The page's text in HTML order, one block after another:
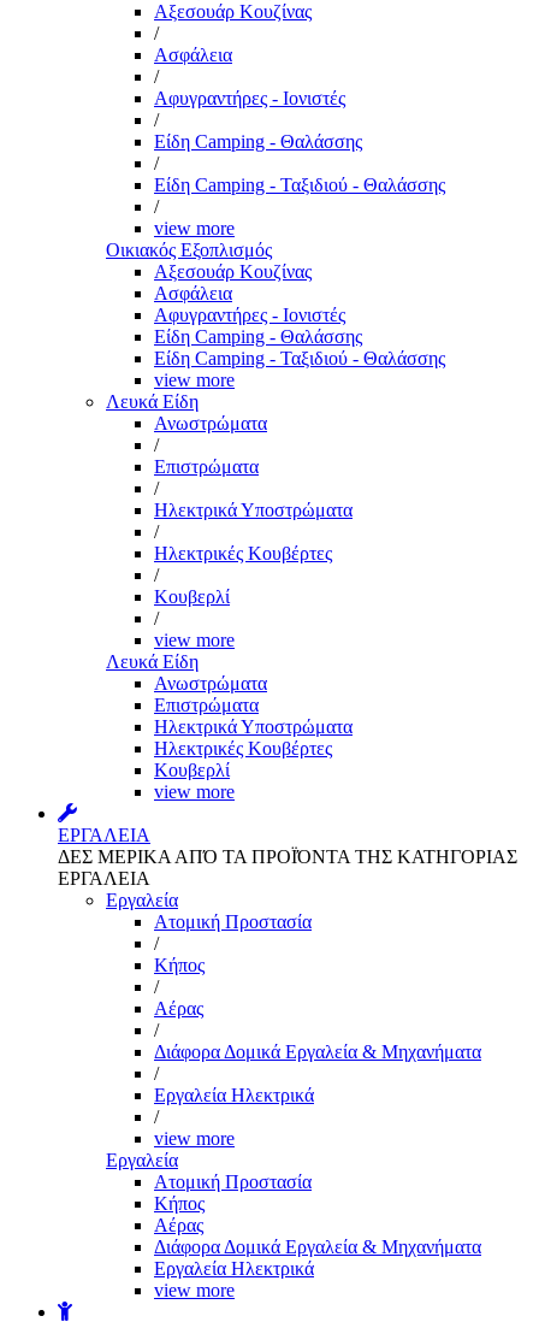
Αξεσουάρ Κουζίνας
/
Ασφάλεια
/
Αφυγραντήρες - Ιονιστές
/
Είδη Camping - Θαλάσσης
/
Είδη Camping - Ταξιδιού - Θαλάσσης
/
view more
Οικιακός Εξοπλισμός
Αξεσουάρ Κουζίνας
Ασφάλεια
Αφυγραντήρες - Ιονιστές
Είδη Camping - Θαλάσσης
Είδη Camping - Ταξιδιού - Θαλάσσης
view more
Λευκά Είδη
Ανωστρώματα
/
Επιστρώματα
/
Ηλεκτρικά Υποστρώματα
/
Ηλεκτρικές Κουβέρτες
/
Κουβερλί
/
view more
Λευκά Είδη
Ανωστρώματα
Επιστρώματα
Ηλεκτρικά Υποστρώματα
Ηλεκτρικές Κουβέρτες
Κουβερλί
view more
ΕΡΓΑΛΕΙΑ
ΔΕΣ ΜΕΡΙΚΑ ΑΠΌ ΤΑ ΠΡΟΪΌΝΤΑ ΤΗΣ ΚΑΤΗΓΟΡΙΑΣ
ΕΡΓΑΛΕΙΑ
Εργαλεία
Aτομική Προστασία
/
Kήπος
/
Αέρας
/
Διάφορα Δομικά Εργαλεία & Μηχανήματα
/
Εργαλεία Ηλεκτρικά
/
view more
Εργαλεία
Aτομική Προστασία
Kήπος
Αέρας
Διάφορα Δομικά Εργαλεία & Μηχανήματα
Εργαλεία Ηλεκτρικά
view more